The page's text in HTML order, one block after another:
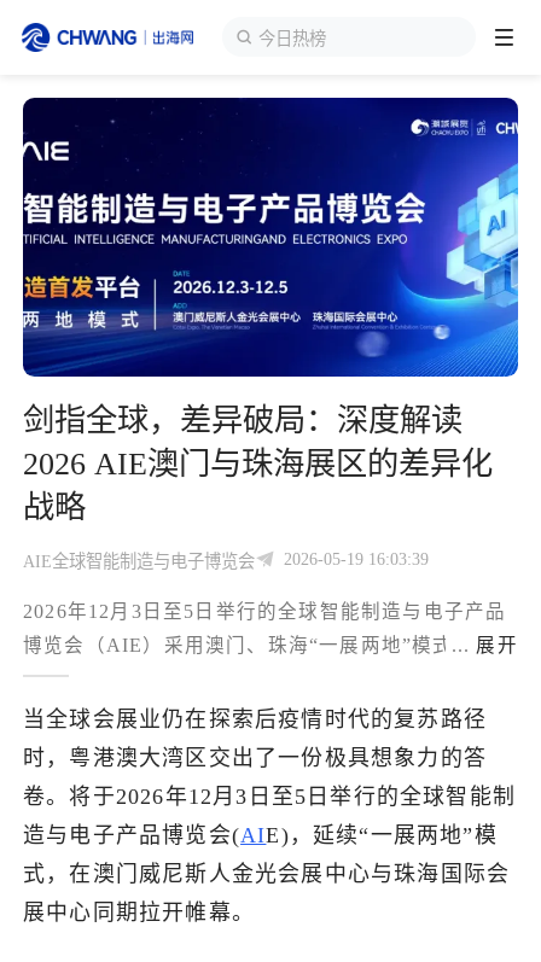
今日热榜
跨境展会
出海服务
出海资讯
跨境报告
出海导航
出海交流群
登录/注册 个人中心
剑指全球，差异破局：深度解读
2026 AIE澳门与珠海展区的差异化
战略
AIE全球智能制造与电子博览会 2026-05-19 16:03:39
2026年12月3日至5日举行的全球智能制造与电子产品
博览会（AIE）采用澳门、珠海“一展两地”模式，展览
总面积7万㎡；澳门1.8万㎡聚焦前沿科技展示、新品
首发与高端论坛，主打“品牌调性+技术浓度”，珠海
5.2万㎡覆盖智能装备、出行、家居、视听等全链条实
体展示与供采对接，强调“商贸转化+订单落地”，两地
参展方可按品牌曝光或订单获取选择主阵地，采购商
可双城联动完成趋势捕捉与供应链考察。
... 展开
当全球会展业仍在探索后疫情时代的复苏路径
时，粤港澳大湾区交出了一份极具想象力的答
卷。将于2026年12月3日至5日举行的全球智能制
造与电子产品博览会(AIE)，延续“一展两地”模
式，在澳门威尼斯人金光会展中心与珠海国际会
展中心同期拉开帷幕。